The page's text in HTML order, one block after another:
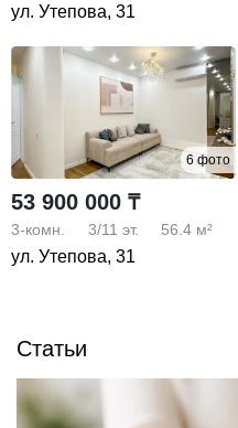
ул. Утепова, 31
6 фото
53 900 000 ₸
3-комн. 3/11 эт. 56.4 м²
ул. Утепова, 31
Статьи